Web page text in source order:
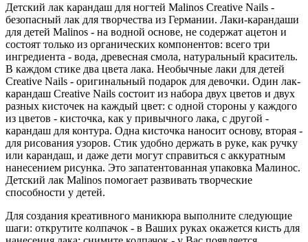
Детский лак карандаш для ногтей Malinos Creative Nails -
безопасный лак для творчества из Германии. Лаки-карандаши
для детей Malinos - на водной основе, не содержат ацетон и
состоят только из органических компонентов: всего три
ингредиента - вода, древесная смола, натуральный краситель.
В каждом стике два цвета лака. Необычные лаки для детей
Creative Nails - оригинальный подарок для девочки. Один лак-
карандаш Creative Nails состоит из набора двух цветов и двух
разных кисточек на каждый цвет: с одной стороны у каждого
из цветов - кисточка, как у привычного лака, с другой -
карандаш для контура. Одна кисточка наносит основу, вторая -
для рисования узоров. Стик удобно держать в руке, как ручку
или карандаш, и даже дети могут справиться с аккуратным
нанесением рисунка. Это запатентованная упаковка Малинос.
Детский лак Malinos помогает развивать творческие
способности у детей.
Для создания креативного маникюра выполните следующие
шаги: открутите колпачок - в Ваших руках окажется кисть для